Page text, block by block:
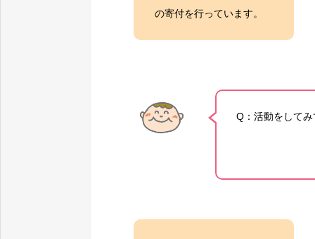
の寄付を行っています。
Q：活動をして